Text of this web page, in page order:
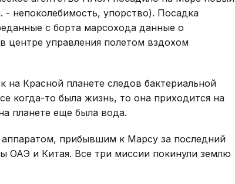
- непоколебимость, упорство). Посадка
с борта марсохода данные о
центре управления полетом вздохом
на Красной планете следов бактериальной
когда-то была жизнь, то она приходится на
планете еще была вода.
прибывшим к Марсу за последний
ОАЭ и Китая. Все три миссии покинули землю